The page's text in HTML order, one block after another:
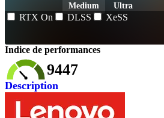
Medium Ultra
RTX On DLSS XeSS
Indice de performances
9447
Description